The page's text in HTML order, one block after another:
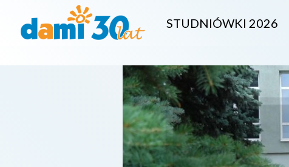
STUDNIÓWKI 2026